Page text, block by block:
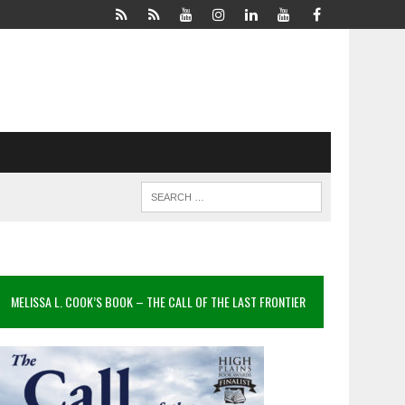
MELISSA L. COOK’S BOOK – THE CALL OF THE LAST FRONTIER